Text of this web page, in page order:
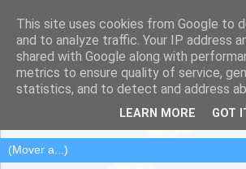
QUINTANA DEL
(Palencia)
Pueblo del Cerrato palentino
This site uses cookies from Google to
and to analyze traffic. Your IP address
shared with Google along with
metrics to ensure quality of service,
statistics, and to detect and address
LEARN MORE GOT